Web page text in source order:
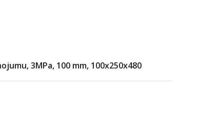
3MPa, 100 mm, 100x250x480